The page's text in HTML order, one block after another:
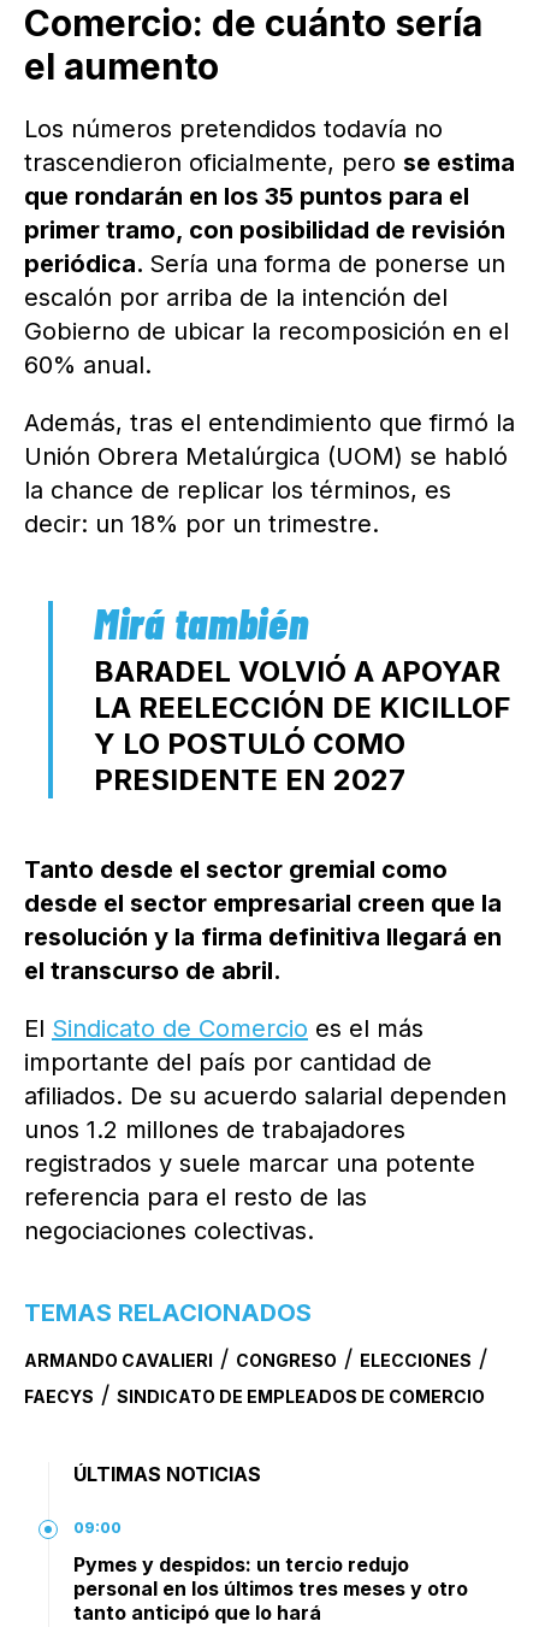
Comercio: de cuánto sería
el aumento
Los números pretendidos todavía no
trascendieron oficialmente, pero se estima
que rondarán en los 35 puntos para el
primer tramo, con posibilidad de revisión
periódica. Sería una forma de ponerse un
escalón por arriba de la intención del
Gobierno de ubicar la recomposición en el
60% anual.
Además, tras el entendimiento que firmó la
Unión Obrera Metalúrgica (UOM) se habló
la chance de replicar los términos, es
decir: un 18% por un trimestre.
BARADEL VOLVIÓ A APOYAR
LA REELECCIÓN DE KICILLOF
Y LO POSTULÓ COMO
PRESIDENTE EN 2027
Tanto desde el sector gremial como
desde el sector empresarial creen que la
resolución y la firma definitiva llegará en
el transcurso de abril.
El Sindicato de Comercio es el más
importante del país por cantidad de
afiliados. De su acuerdo salarial dependen
unos 1.2 millones de trabajadores
registrados y suele marcar una potente
referencia para el resto de las
negociaciones colectivas.
TEMAS RELACIONADOS
ARMANDO CAVALIERI / CONGRESO / ELECCIONES /
FAECYS / SINDICATO DE EMPLEADOS DE COMERCIO
ÚLTIMAS NOTICIAS
09:00
Pymes y despidos: un tercio redujo
personal en los últimos tres meses y otro
tanto anticipó que lo hará